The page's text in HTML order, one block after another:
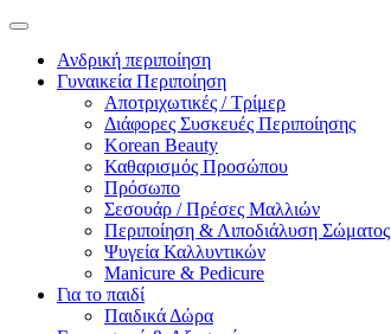
Ανδρική περιποίηση
Γυναικεία Περιποίηση
Αποτριχωτικές / Τρίμερ
Διάφορες Συσκευές Περιποίησης
Korean Beauty
Καθαρισμός Προσώπου
Πρόσωπο
Σεσουάρ / Πρέσες Μαλλιών
Περιποίηση & Λιποδιάλυση Σώματος
Ψυγεία Καλλυντικών
Manicure & Pedicure
Για το παιδί
Παιδικά Δώρα